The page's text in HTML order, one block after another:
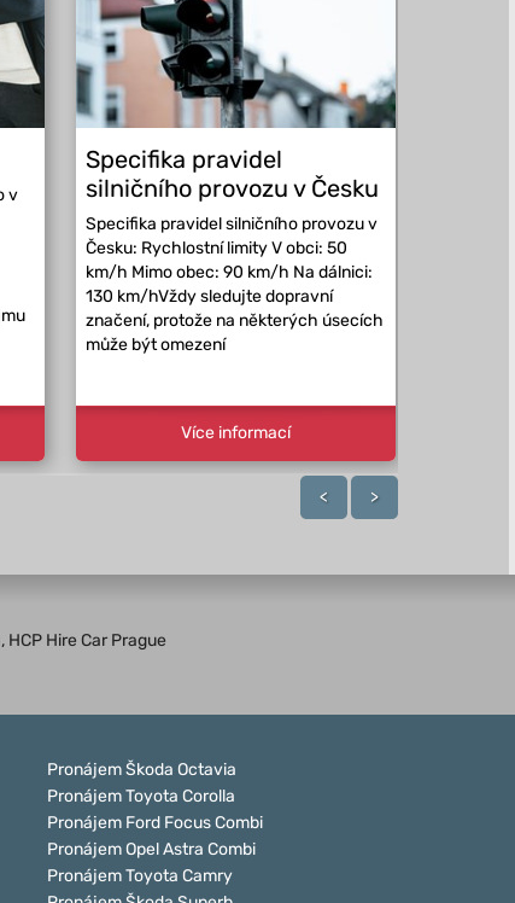
v
Specifika pravidel
silničního provozu v Česku
Specifika pravidel silničního provozu v
Česku: Rychlostní limity V obci: 50
km/h Mimo obec: 90 km/h Na dálnici:
130 km/hVždy sledujte dopravní
značení, protože na některých úsecích
může být omezení
Více informací
< >
Hire Car Prague
Pronájem Škoda Octavia
Pronájem Toyota Corolla
Pronájem Ford Focus Combi
Pronájem Opel Astra Combi
Pronájem Toyota Camry